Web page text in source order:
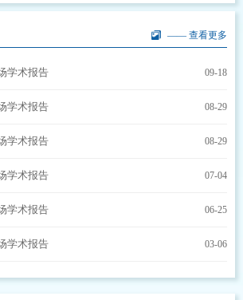
—— 查看更多
学术报告 09-18
学术报告 08-29
学术报告 08-29
学术报告 07-04
学术报告 06-25
学术报告 03-06